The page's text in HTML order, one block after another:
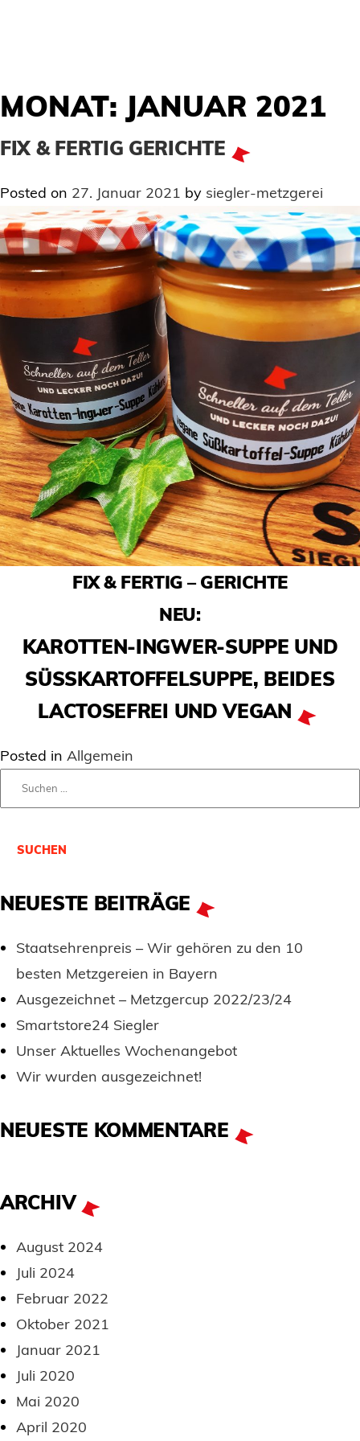
MONAT: JANUAR 2021
FIX & FERTIG GERICHTE
Posted on 27. Januar 2021 by siegler-metzgerei
FIX & FERTIG – GERICHTE
NEU:
KAROTTEN-INGWER-SUPPE UND
SÜSSKARTOFFELSUPPE, BEIDES L
ACTOSEFREI UND VEGAN
Posted in Allgemein
NEUESTE BEITRÄGE
Staatsehrenpreis – Wir gehören zu den 10
besten Metzgereien in Bayern
Ausgezeichnet – Metzgercup 2022/23/24
Smartstore24 Siegler
Unser Aktuelles Wochenangebot
Wir wurden ausgezeichnet!
NEUESTE KOMMENTARE
ARCHIV
August 2024
Juli 2024
Februar 2022
Oktober 2021
Januar 2021
Juli 2020
Mai 2020
April 2020